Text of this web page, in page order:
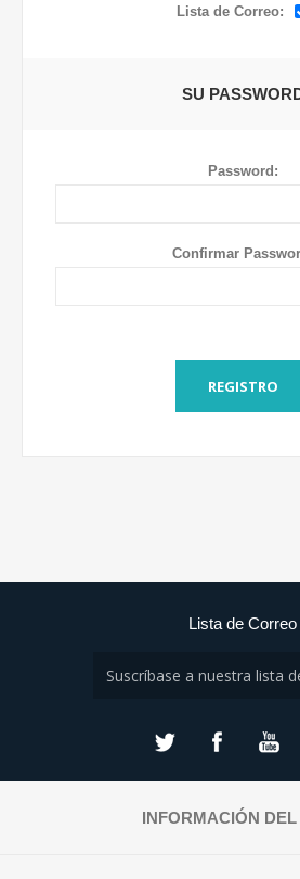
Lista de Correo:
SU
Password:
Confirmar
REGISTRO
Lista de Correo
INFORMACIÓN DEL